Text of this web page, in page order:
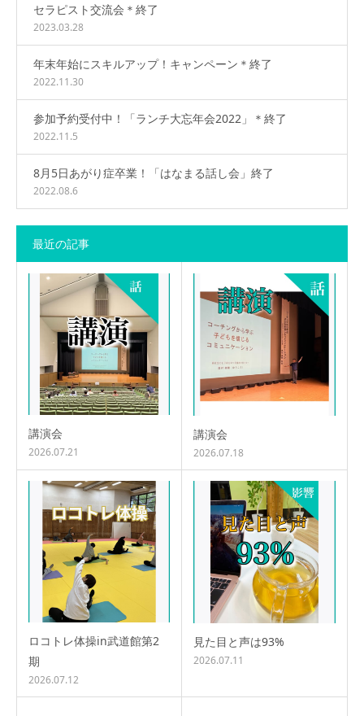
セラピスト交流会＊終了
2023.03.28
年末年始にスキルアップ！キャンペーン＊終了
2022.11.30
参加予約受付中！「ランチ大忘年会2022」＊終了
2022.11.5
8月5日あがり症卒業！「はなまる話し会」終了
2022.08.6
最近の記事
講演会
2026.07.21
講演会
2026.07.18
ロコトレ体操in武道館第2
期
2026.07.12
見た目と声は93%
2026.07.11